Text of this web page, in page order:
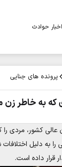
حوادث
پرونده های جنایی
به خاطر زن
کشور، مردی را
را به دلیل
قرار داده است.